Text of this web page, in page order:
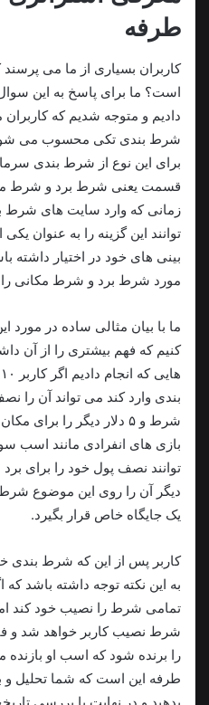
طرفه
کاربران بسیاری از ما می
است؟ ما برای پاسخ به این
دادیم و متوجه شدیم که کاربران
شرط بندی تکی محسوب می
برای این نوع از شرط بندی
قسمت یعنی شرط برد و شرط
زمانی که وارد سایت های
توانند این گزینه را به عنوان
بینی های خود در اختیار داشته
مورد شرط برد و شرط مکانی را
ما با بیان مثالی ساده در
کنیم که فهم بیشتری را از آن
شرط و ۵ دلار دیگر را
بازی های انفرادی مانند اسب
توانند نصف پول خود را برای
دیگر آن را روی این موضوع شرط
یک جایگاه خاص قرار بگیرد.
کاربر پس از این که شرط بندی
به این نکته توجه داشته باشد
تمامی شرط را نصیب خود کند
شرط نصیب کاربر خواهد شد و
را برنده شود که اسب او
طرفه این است که شما تحلیل و